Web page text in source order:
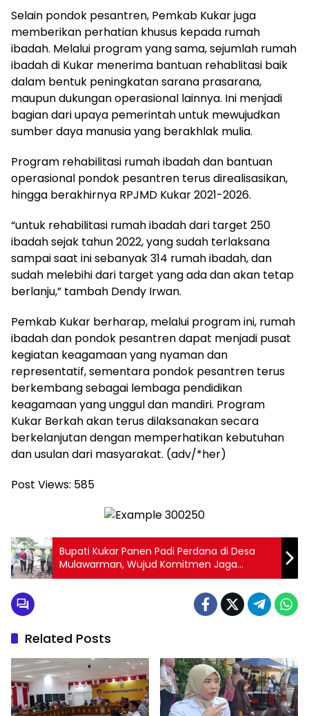
Selain pondok pesantren, Pemkab Kukar juga
memberikan perhatian khusus kepada rumah
ibadah. Melalui program yang sama, sejumlah rumah
ibadah di Kukar menerima bantuan rehablitasi baik
dalam bentuk peningkatan sarana prasarana,
maupun dukungan operasional lainnya. Ini menjadi
bagian dari upaya pemerintah untuk mewujudkan
sumber daya manusia yang berakhlak mulia.
Program rehabilitasi rumah ibadah dan bantuan
operasional pondok pesantren terus direalisasikan,
hingga berakhirnya RPJMD Kukar 2021-2026.
“untuk rehabilitasi rumah ibadah dari target 250
ibadah sejak tahun 2022, yang sudah terlaksana
sampai saat ini sebanyak 314 rumah ibadah, dan
sudah melebihi dari target yang ada dan akan tetap
berlanju,” tambah Dendy Irwan.
Pemkab Kukar berharap, melalui program ini, rumah
ibadah dan pondok pesantren dapat menjadi pusat
kegiatan keagamaan yang nyaman dan
representatif, sementara pondok pesantren terus
berkembang sebagai lembaga pendidikan
keagamaan yang unggul dan mandiri. Program
Kukar Berkah akan terus dilaksanakan secara
berkelanjutan dengan memperhatikan kebutuhan
dan usulan dari masyarakat. (adv/*her)
Post Views: 585
Bupati Kukar Panen Padi Perdana di Desa
Mulawarman, Wujud Komitmen Jaga
Ketahanan Pangan
Related Posts